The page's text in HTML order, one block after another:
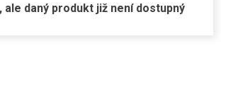
ale daný produkt již není dostupný